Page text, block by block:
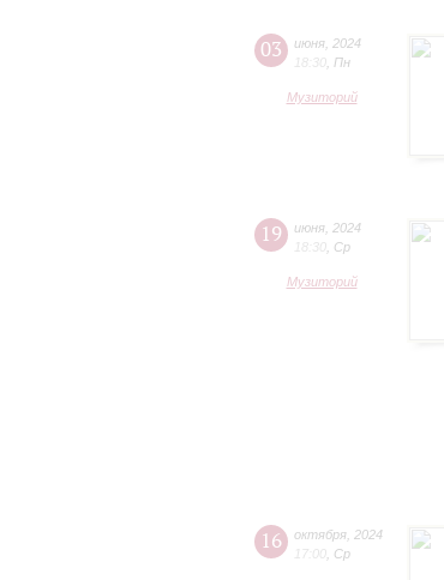
03 июня 2024
18:30 Пн
Музиторий
19 июня 2024
18:30 Ср
Музиторий
16 октября 2024
17:00 Ср